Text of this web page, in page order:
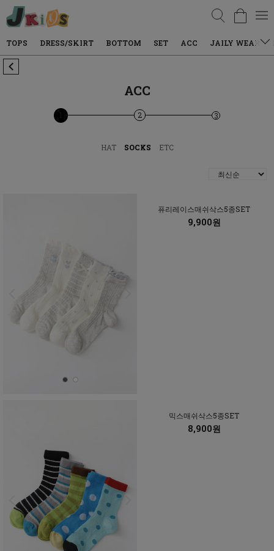
검색
DRESS/SKIRT BOTTOM SET ACC JAILY WEAR DENIM
ACC
2 3
HAT SOCKS ETC
퓨리레이스매쉬삭스5종SET
9,900원
믹스매쉬삭스5종SET
8,900원